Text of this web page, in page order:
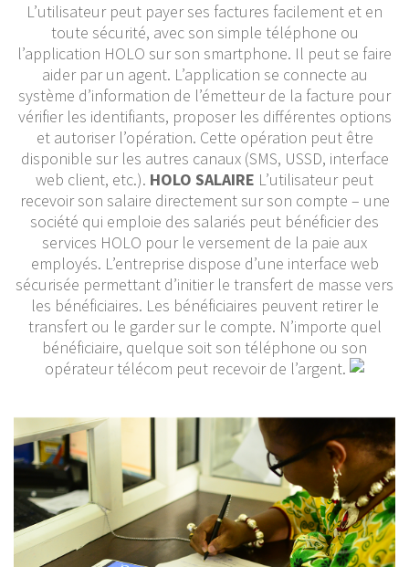
L’utilisateur peut payer ses factures facilement et en
toute sécurité, avec son simple téléphone ou
l’application HOLO sur son smartphone. Il peut se faire
aider par un agent. L’application se connecte au
système d’information de l’émetteur de la facture pour
vérifier les identifiants, proposer les différentes options
et autoriser l’opération. Cette opération peut être
disponible sur les autres canaux (SMS, USSD, interface
web client, etc.). HOLO SALAIRE L’utilisateur peut
recevoir son salaire directement sur son compte – une
société qui emploie des salariés peut bénéficier des
services HOLO pour le versement de la paie aux
employés. L’entreprise dispose d’une interface web
sécurisée permettant d’initier le transfert de masse vers
les bénéficiaires. Les bénéficiaires peuvent retirer le
transfert ou le garder sur le compte. N’importe quel
bénéficiaire, quelque soit son téléphone ou son
opérateur télécom peut recevoir de l’argent.